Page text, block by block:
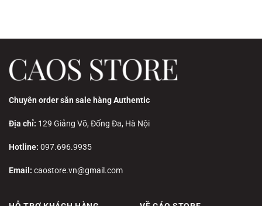
Chuyên order săn sale hàng Authentic
Địa chỉ: 129 Giảng Võ, Đống Đa, Hà Nội
Hotline: 097.696.9935
Email: caostore.vn@gmail.com